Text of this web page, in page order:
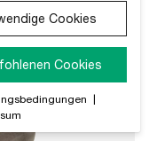
Cookies
Cookies
|